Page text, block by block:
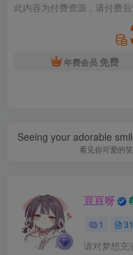
此内容为付费资源，请付费
年费会员 免费
Seeing your adorable
看见你可爱的
豆豆呀
1